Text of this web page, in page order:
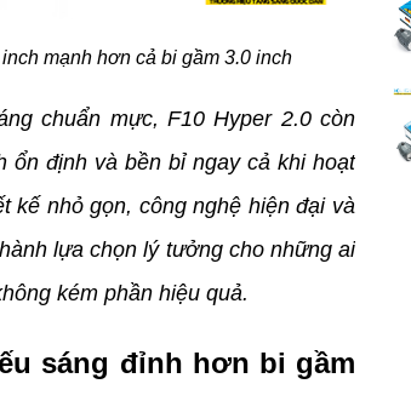
mạnh hơn cả bi gầm 3.0 inch
chuẩn mực, F10 Hyper 2.0 còn
ổn định và bền bỉ ngay cả khi hoạt
kế nhỏ gọn, công nghệ hiện đại và
lựa chọn lý tưởng cho những ai
kém phần hiệu quả.
sáng đỉnh hơn bi gầm